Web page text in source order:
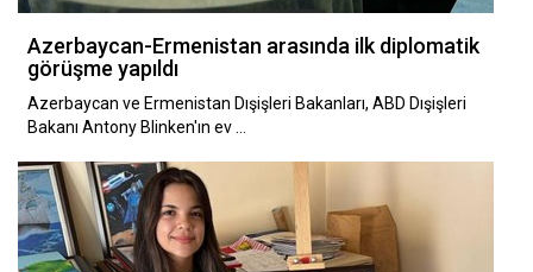
Azerbaycan-Ermenistan arasında ilk diplomatik
görüşme yapıldı
Azerbaycan ve Ermenistan Dışişleri Bakanları, ABD Dışişleri
Bakanı Antony Blinken'ın ev …